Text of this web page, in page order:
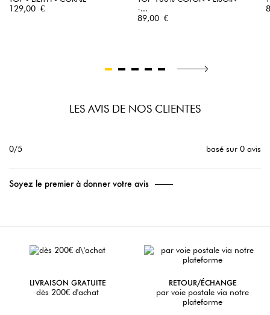
Prix
129,00 €
-...
Prix
89,00 €
LES AVIS DE NOS CLIENTES
0/5 basé sur 0 avis
Soyez le premier à donner votre avis
LIVRAISON GRATUITE
dès 200€ d'achat
RETOUR/ÉCHANGE
par voie postale via notre
plateforme